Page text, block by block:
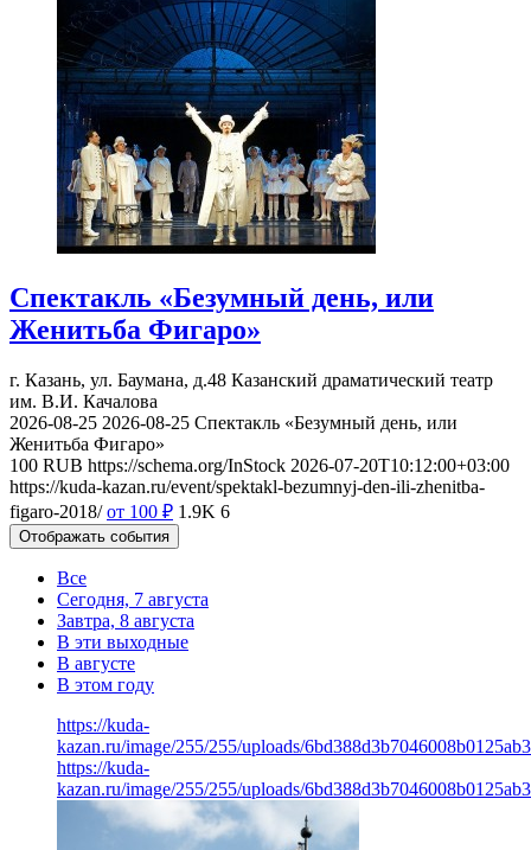
Спектакль «Безумный день, или
Женитьба Фигаро»
г. Казань, ул. Баумана, д.48 Казанский драматический театр
им. В.И. Качалова
2026-08-25 2026-08-25 Спектакль «Безумный день, или
Женитьба Фигаро»
100 RUB https://schema.org/InStock 2026-07-20T10:12:00+03:00
https://kuda-kazan.ru/event/spektakl-bezumnyj-den-ili-zhenitba-
figaro-2018/ от 100 ₽ 1.9K 6
Отображать события
Все
Сегодня, 7 августа
Завтра, 8 августа
В эти выходные
В августе
В этом году
https://kuda-
kazan.ru/image/255/255/uploads/
https://kuda-
kazan.ru/image/255/255/uploads/